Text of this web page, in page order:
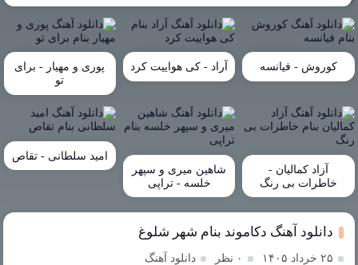
کوروش - فیانسه آراد - کی هواییت کرد
پوری و مهیار - برای
تو
آزاد کمالیان -
خاطرات بی رنگ
شاهین میری و سپهر
خلسه - تراپی
امید سلطانی - تقاص
دانلود آهنگ دکاموند بنام شهر شلوغ
۲۵ خرداد ۱۴۰۵ ۰ نظر دانلود آهنگ